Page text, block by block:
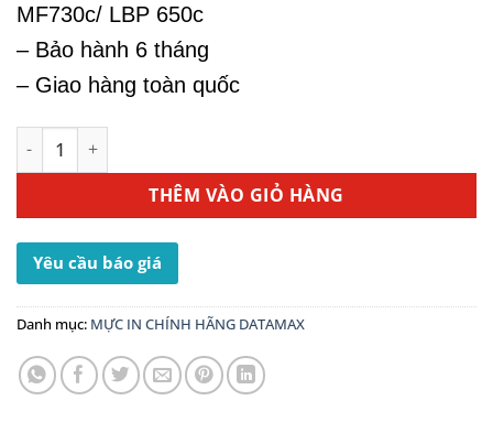
MF730c/ LBP 650c
– Bảo hành 6 tháng
– Giao hàng toàn quốc
Hộp Mực In Canon 046BK - Dùng Cho Máy In LBP-653Cdw
THÊM VÀO GIỎ HÀNG
Yêu cầu báo giá
Danh mục: MỰC IN CHÍNH HÃNG DATAMAX